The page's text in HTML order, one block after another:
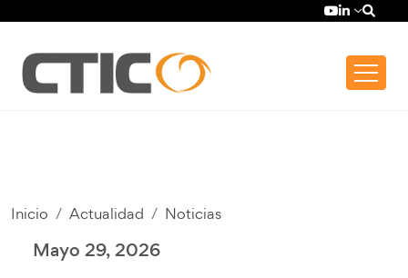
Pasar al contenido principal
Top bar menu YouTube
LinkedIn
Inicio Actualidad Noticias
Mayo 29, 2026